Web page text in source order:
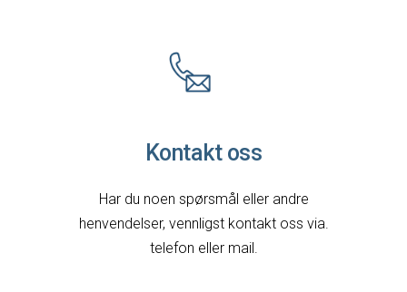
Kontakt oss
Har du noen spørsmål eller andre
henvendelser, vennligst kontakt oss via.
telefon eller mail.